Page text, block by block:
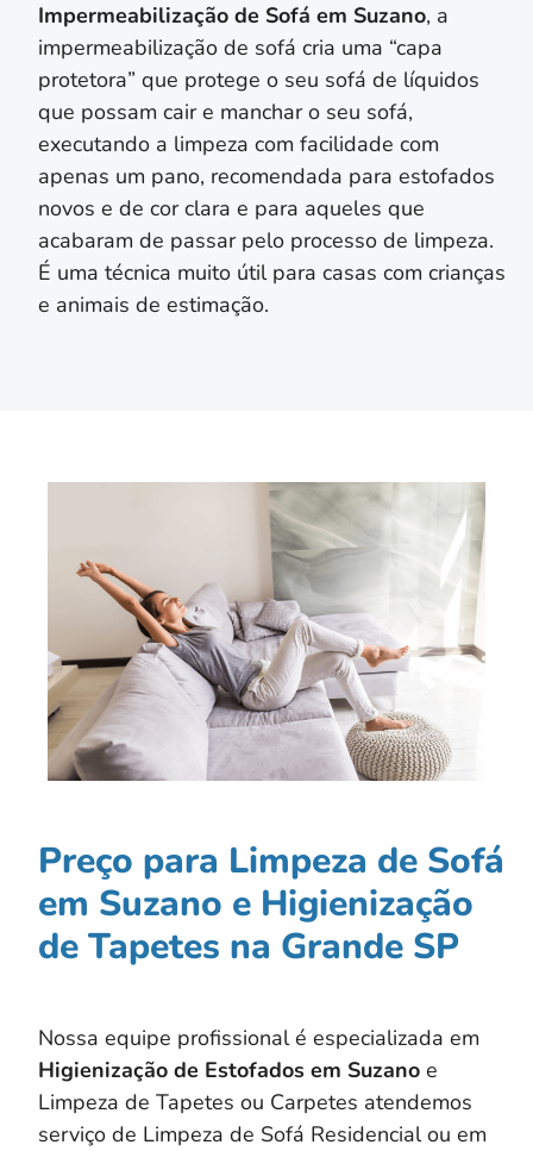
Impermeabilização de Sofá em Suzano, a
impermeabilização de sofá cria uma “capa
protetora” que protege o seu sofá de líquidos
que possam cair e manchar o seu sofá,
executando a limpeza com facilidade com
apenas um pano, recomendada para estofados
novos e de cor clara e para aqueles que
acabaram de passar pelo processo de limpeza.
É uma técnica muito útil para casas com crianças
e animais de estimação.
Preço para Limpeza de Sofá
em Suzano e Higienização
de Tapetes na Grande SP
Nossa equipe profissional é especializada em
Higienização de Estofados em Suzano e
Limpeza de Tapetes ou Carpetes atendemos
serviço de Limpeza de Sofá Residencial ou em